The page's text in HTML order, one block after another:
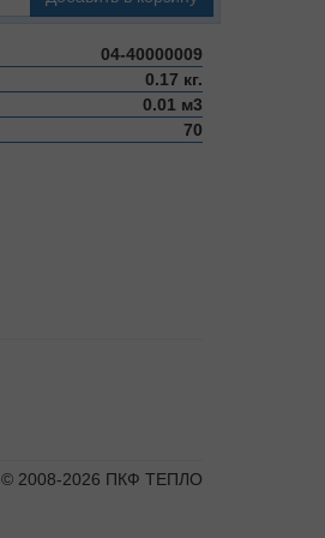
04-40000009
0.17 кг.
0.01 м3
70
© 2008-2026 ПКФ ТЕПЛО